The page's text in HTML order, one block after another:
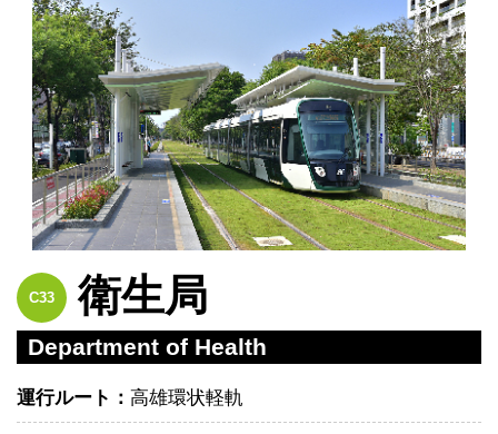
C33 衛生局
Department of Health
運行ルート： 高雄環状軽軌